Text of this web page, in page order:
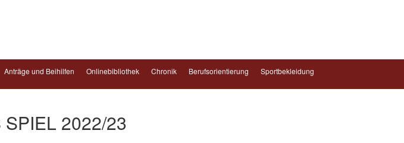
Anträge und Beihilfen Onlinebibliothek Chronik Berufsorientierung Sportbekleidung
2022/23